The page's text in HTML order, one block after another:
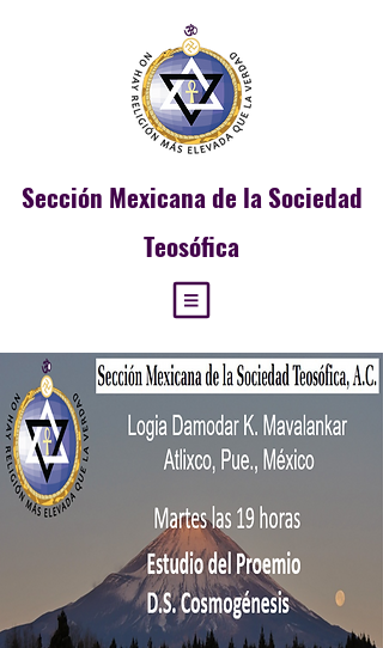
Sección Mexicana de la Sociedad
Teosófica